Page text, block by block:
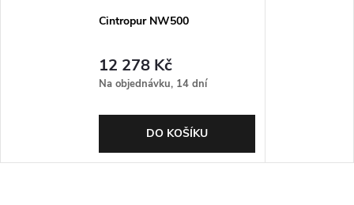
Cintropur NW500
12 278 Kč
Na objednávku, 14 dní
DO KOŠÍKU